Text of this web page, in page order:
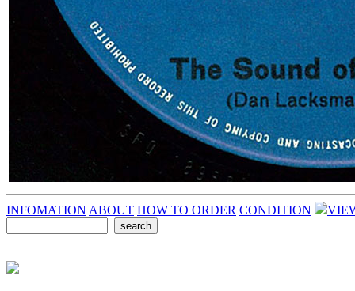
INFOMATION ABOUT HOW TO ORDER CONDITION